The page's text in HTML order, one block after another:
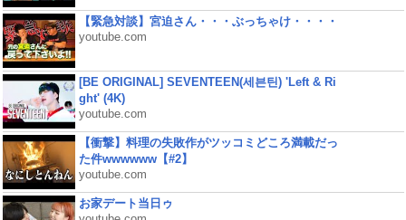
【緊急対談】宮迫さん・・・ぶっちゃけ・・・・
youtube.com
[BE ORIGINAL] SEVENTEEN(세븐틴) 'Left & Ri
ght' (4K)
youtube.com
【衝撃】料理の失敗作がツッコミどころ満載だっ
た件wwwwww【#2】
youtube.com
お家デート当日ゥ